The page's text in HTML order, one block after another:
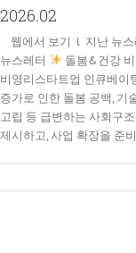
2026.02
웹에서 보기 l 지난 뉴스
뉴스레터
돌봄&건강
비영리스타트업 인큐베이
증가로 인한 돌봄 공백, 기
고립 등 급변하는 사회구
제시하고, 사업 확장을 준